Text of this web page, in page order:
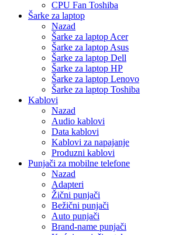
CPU Fan Toshiba
Šarke za laptop
Nazad
Šarke za laptop Acer
Šarke za laptop Asus
Šarke za laptop Dell
Šarke za laptop HP
Šarke za laptop Lenovo
Šarke za laptop Toshiba
Kablovi
Nazad
Audio kablovi
Data kablovi
Kablovi za napajanje
Produzni kablovi
Punjači za mobilne telefone
Nazad
Adapteri
Žični punjači
Bežični punjači
Auto punjači
Brand-name punjači